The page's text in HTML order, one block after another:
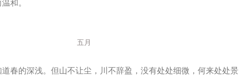
和。
五月
春的深浅。但山不让尘，川不辞盈，没有处处细微，何来处处景